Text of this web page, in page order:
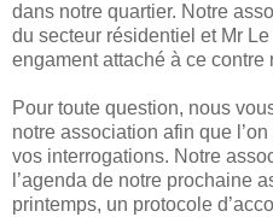
dans notre quartier. Notre
du secteur résidentiel et Mr
engament attaché à ce contre
Pour toute question, nous
notre association afin que
vos interrogations. Notre
l’agenda de notre prochaine
printemps, un protocole